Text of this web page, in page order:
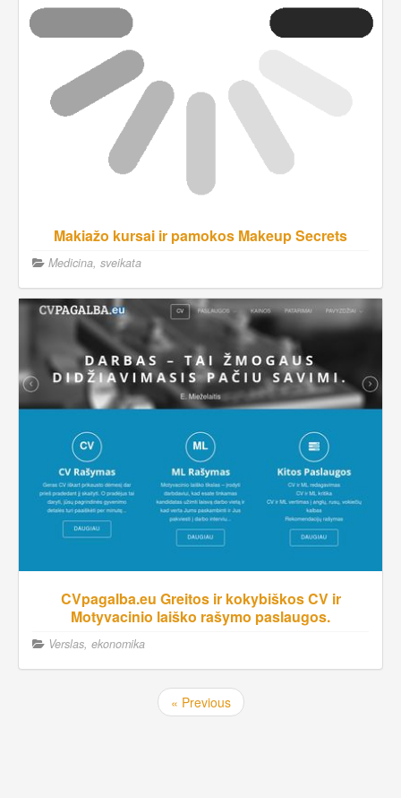
Makiažo kursai ir pamokos Makeup Secrets
Medicina, sveikata
CVpagalba.eu Greitos ir kokybiškos CV ir
Motyvacinio laiško rašymo paslaugos.
Verslas, ekonomika
« Previous